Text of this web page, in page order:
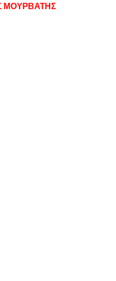
ΜΟΥΡΒΑΤΗΣ